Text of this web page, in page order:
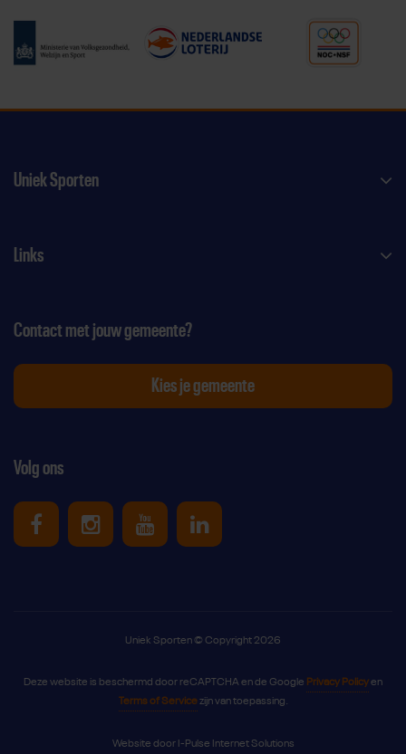
Uniek Sporten
Links
Volg ons
Uniek Sporten op Facebook
Uniek Sporten op Instagram
Uniek Sporten op Youtube
Uniek Sporten op
Contact met jouw gemeente?
Kies je gemeente
Uniek Sporten © Copyright 2026
Deze website is beschermd door reCAPTCHA en de Google Privacy Policyen
Terms of Servicezijn van toepassing.
Website door I-Pulse Internet Solutions